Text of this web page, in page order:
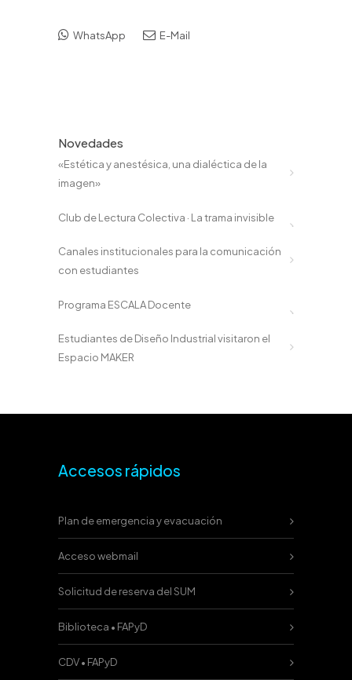
WhatsApp E-Mail
Novedades
«Estética y anestésica, una dialéctica de la
imagen»
Club de Lectura Colectiva · La trama invisible
Canales institucionales para la comunicación
con estudiantes
Programa ESCALA Docente
Estudiantes de Diseño Industrial visitaron el
Espacio MAKER
Accesos rápidos
Plan de emergencia y evacuación
Acceso webmail
Solicitud de reserva del SUM
Biblioteca • FAPyD
CDV • FAPyD